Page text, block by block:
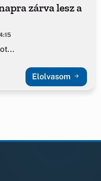
zárva lesz a
Elolvasom